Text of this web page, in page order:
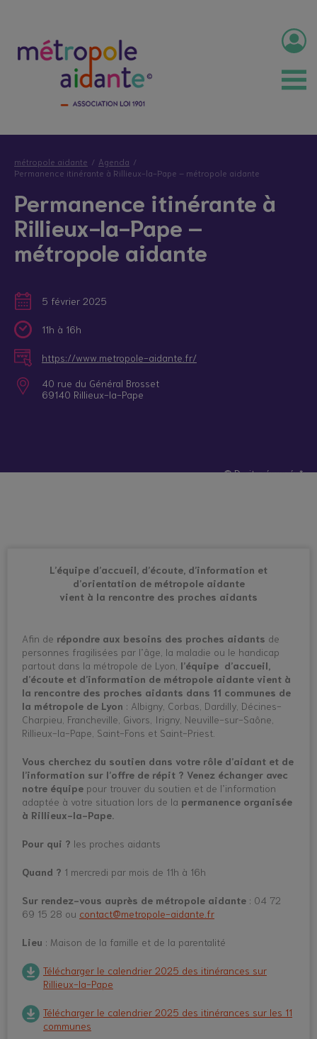
métropole aidante
Agenda
Permanence itinérante à Rillieux-la-Pape – métropole aidante
Permanence itinérante à
Rillieux-la-Pape –
métropole aidante
5 février 2025
11h à 16h
https://www.metropole-aidante.fr/
40 rue du Général Brosset
69140 Rillieux-la-Pape
© Droits réservés*
L’équipe d’accueil, d’écoute, d’information et
d’orientation de métropole aidante
vient à la rencontre des proches aidants
Afin de répondre aux besoins des proches aidants de
personnes fragilisées par l’âge, la maladie ou le handicap
partout dans la métropole de Lyon, l’équipe d’accueil,
d’écoute et d’information de métropole aidante vient à
la rencontre des proches aidants dans 11 communes de
la métropole de Lyon : Albigny, Corbas, Dardilly, Décines-
Charpieu, Francheville, Givors, Irigny, Neuville-sur-Saône,
Rillieux-la-Pape, Saint-Fons et Saint-Priest.
Vous cherchez du soutien dans votre rôle d’aidant et de
l’information sur l’offre de répit ? Venez échanger avec
notre équipe pour trouver du soutien et de l’information
adaptée à votre situation lors de la permanence organisée
à Rillieux-la-Pape.
Pour qui ? les proches aidants
Quand ? 1 mercredi par mois de 11h à 16h
Sur rendez-vous auprès de métropole aidante : 04 72
69 15 28 ou contact@metropole-aidante.fr
Lieu : Maison de la famille et de la parentalité
Télécharger le calendrier 2025 des itinérances sur
Rillieux-la-Pape
Télécharger le calendrier 2025 des itinérances sur les 11
communes